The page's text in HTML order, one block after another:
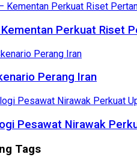
Kementan Perkuat Riset
Perang Iran
Pesawat Nirawak
Tags